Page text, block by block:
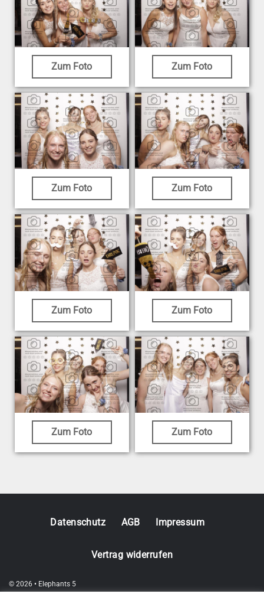
Zum Foto Zum Foto
Zum Foto Zum Foto
Zum Foto Zum Foto
Zum Foto Zum Foto
© 2026 • Elephants 5
Datenschutz AGB Impressum
Vertrag widerrufen